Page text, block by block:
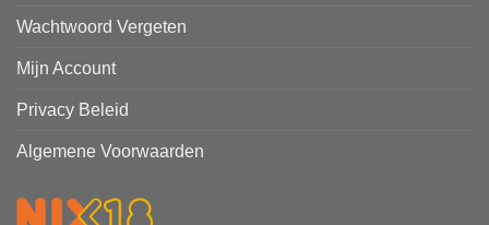
Wachtwoord Vergeten
Mijn Account
Privacy Beleid
Algemene Voorwaarden